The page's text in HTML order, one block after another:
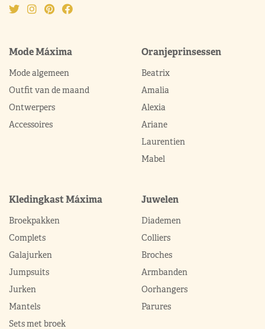
Mode Máxima
Mode algemeen
Outfit van de maand
Ontwerpers
Accessoires
Oranjeprinsessen
Beatrix
Amalia
Alexia
Ariane
Laurentien
Mabel
Kledingkast Máxima
Broekpakken
Complets
Galajurken
Jumpsuits
Jurken
Mantels
Sets met broek
Juwelen
Diademen
Colliers
Broches
Armbanden
Oorhangers
Parures